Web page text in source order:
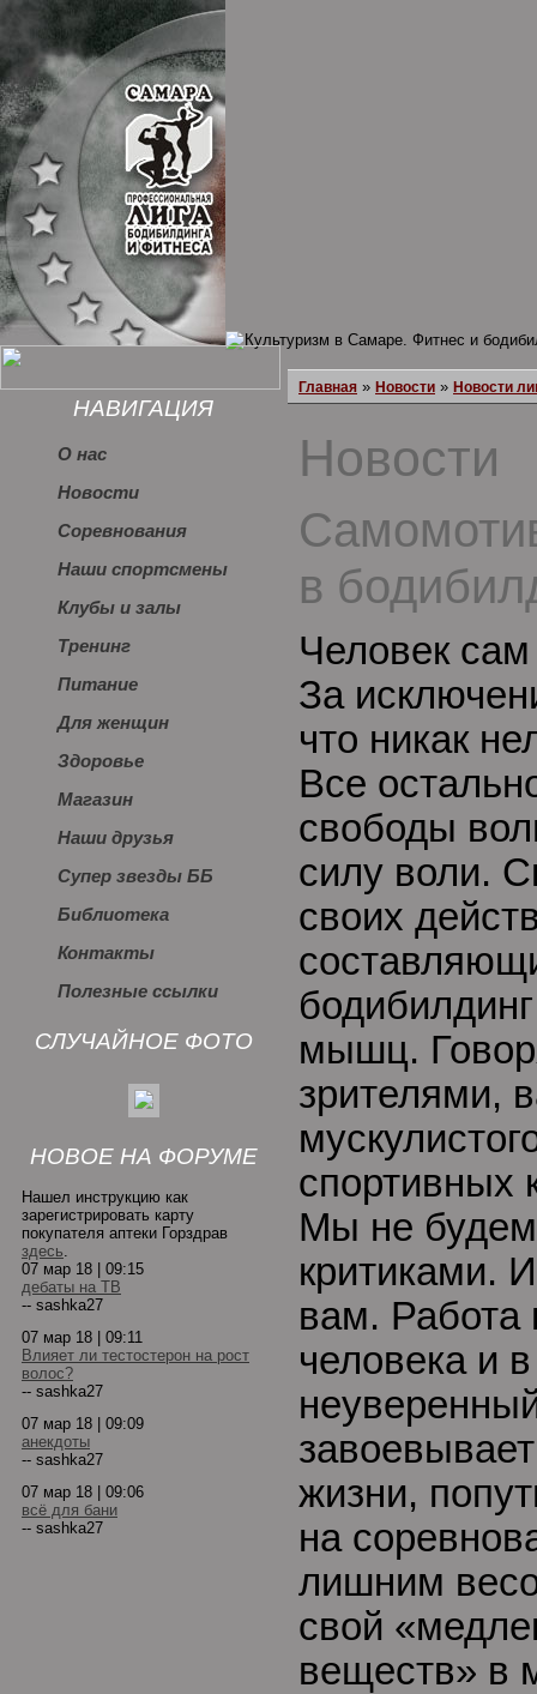
НАВИГАЦИЯ
О нас
Новости
Соревнования
Наши спортсмены
Клубы и залы
Тренинг
Питание
Для женщин
Здоровье
Магазин
Наши друзья
Супер звезды ББ
Библиотека
Контакты
Полезные ссылки
СЛУЧАЙНОЕ ФОТО
НОВОЕ НА ФОРУМЕ
Нашел инструкцию как
зарегистрировать карту
покупателя аптеки Горздрав
здесь.
07 мар 18 | 09:15
дебаты на ТВ
-- sashka27
07 мар 18 | 09:11
Влияет ли тестостерон на рост
волос?
-- sashka27
07 мар 18 | 09:09
анекдоты
-- sashka27
07 мар 18 | 09:06
всё для бани
-- sashka27
Главная » Новости » Новости
Новости
в
Человек
За
что никак
Все
свободы
силу воли.
своих
мышц.
зрителями,
спортивных
Мы не будем
критиками.
вам. Работа
человека и
жизни,
на
лишним
свой
веществ»